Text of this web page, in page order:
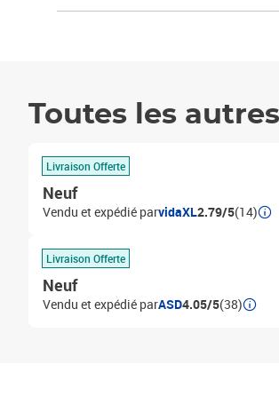
Toutes les
Livraison Offerte
Neuf
Vendu et expédié parvidaXL2.79/5(14)
Livraison Offerte
Neuf
Vendu et expédié parASD4.05/5(38)